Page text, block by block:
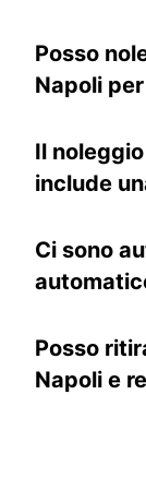
Posso
Napoli
Il
include
Ci sono
Posso
Napoli e